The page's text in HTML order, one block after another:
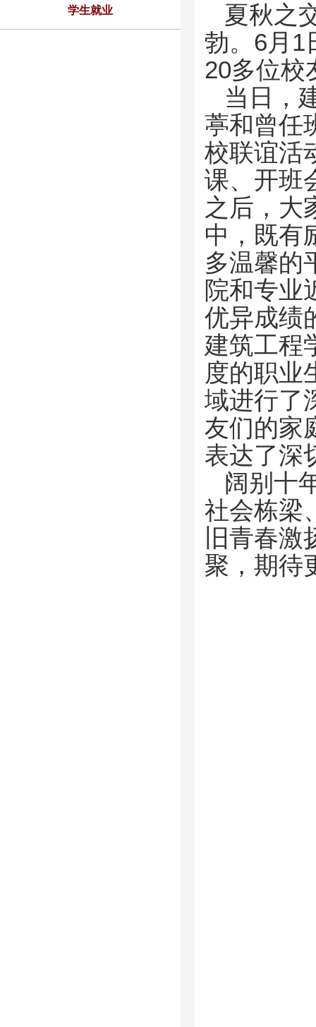
学生就业
夏秋之
勃。6月1
20多位校
当日，
葶和曾任
校联谊活
课、开班
之后，大
中，既有
多温馨的
院和专业
优异成绩
建筑工程
度的职业
域进行了
友们的家
表达了深
阔别十
社会栋梁
旧青春
聚，期待